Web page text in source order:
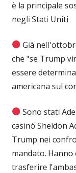
è la principale
negli Stati Uniti
Già
che "se Trump
essere
americana sul
Sono stati
casinò Sheldon
Trump nei
mandato.
trasferire